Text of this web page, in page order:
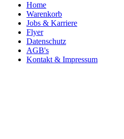
Home
Warenkorb
Jobs & Karriere
Flyer
Datenschutz
AGB's
Kontakt & Impressum